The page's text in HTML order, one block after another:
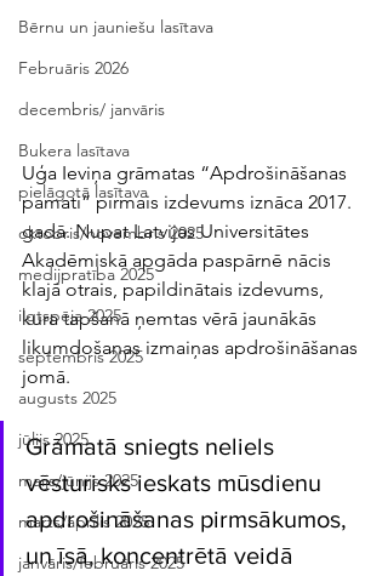
Bērnu un jauniešu lasītava
Februāris 2026
decembris/ janvāris
Bukera lasītava
pielāgotā lasītava
oktobris/novembris 2025
medijpratība 2025
ilgtspēja 2025
septembris 2025
augusts 2025
jūlijs 2025
maijs/jūnijs 2025
marts/aprīlis 2025
janvāris/februāris 2025
Uģa Ieviņa grāmatas “Apdrošināšanas
pamati” pirmais izdevums iznāca 2017.
gadā. Nupat Latvijas Universitātes
Akadēmiskā apgāda paspārnē nācis
klajā otrais, papildinātais izdevums,
kura tapšanā ņemtas vērā jaunākās
likumdošanas izmaiņas apdrošināšanas
jomā.
Grāmatā sniegts neliels
vēsturisks ieskats mūsdienu
apdrošināšanas pirmsākumos,
un īsā, koncentrētā veidā